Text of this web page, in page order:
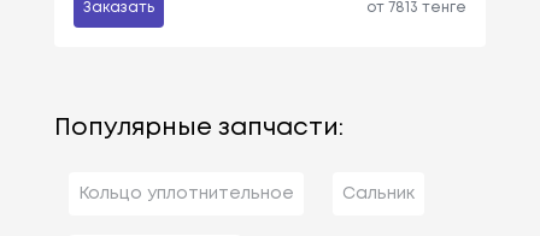
Заказать от 7813 тенге
Популярные запчасти:
Кольцо уплотнительное Сальник